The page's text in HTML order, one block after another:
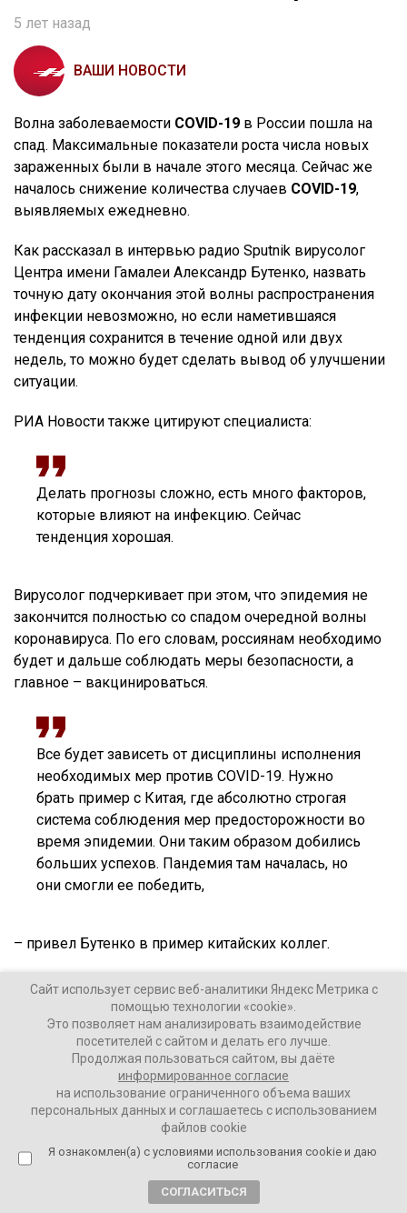
5 лет назад
ВАШИ НОВОСТИ
Волна заболеваемости COVID-19 в России пошла на
спад. Максимальные показатели роста числа новых
зараженных были в начале этого месяца. Сейчас же
началось снижение количества случаев COVID-19,
выявляемых ежедневно.
Как рассказал в интервью радио Sputnik вирусолог
Центра имени Гамалеи Александр Бутенко, назвать
точную дату окончания этой волны распространения
инфекции невозможно, но если наметившаяся
тенденция сохранится в течение одной или двух
недель, то можно будет сделать вывод об улучшении
ситуации.
РИА Новости также цитируют специалиста:
Делать прогнозы сложно, есть много факторов,
которые влияют на инфекцию. Сейчас
тенденция хорошая.
Вирусолог подчеркивает при этом, что эпидемия не
закончится полностью со спадом очередной волны
коронавируса. По его словам, россиянам необходимо
будет и дальше соблюдать меры безопасности, а
главное – вакцинироваться.
Все будет зависеть от дисциплины исполнения
необходимых мер против COVID-19. Нужно
брать пример с Китая, где абсолютно строгая
система соблюдения мер предосторожности во
время эпидемии. Они таким образом добились
больших успехов. Пандемия там началась, но
они смогли ее победить,
– привел Бутенко в пример китайских коллег.
Ваши Новости
20 ноября 2021
вакцинация коронавирус
Сайт использует сервис веб-аналитики Яндекс Метрика с
помощью технологии «cookie».
Это позволяет нам анализировать взаимодействие
посетителей с сайтом и делать его лучше.
Продолжая пользоваться сайтом, вы даёте
информированное согласие
на использование ограниченного объема ваших
персональных данных и соглашаетесь с использованием
файлов cookie
Я ознакомлен(а) с условиями использования cookie и даю
согласие
СОГЛАСИТЬСЯ